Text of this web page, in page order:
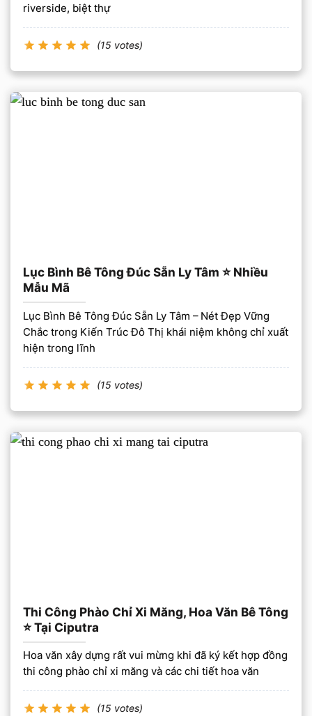
riverside, biệt thự
(15 votes)
Lục Bình Bê Tông Đúc Sẵn Ly Tâm ⭐️ Nhiều
Mẫu Mã
Lục Bình Bê Tông Đúc Sẵn Ly Tâm – Nét Đẹp Vững
Chắc trong Kiến Trúc Đô Thị khái niệm không chỉ xuất
hiện trong lĩnh
(15 votes)
Thi Công Phào Chỉ Xi Măng, Hoa Văn Bê Tông
⭐️ Tại Ciputra
Hoa văn xây dựng rất vui mừng khi đã ký kết hợp đồng
thi công phào chỉ xi măng và các chi tiết hoa văn
(15 votes)